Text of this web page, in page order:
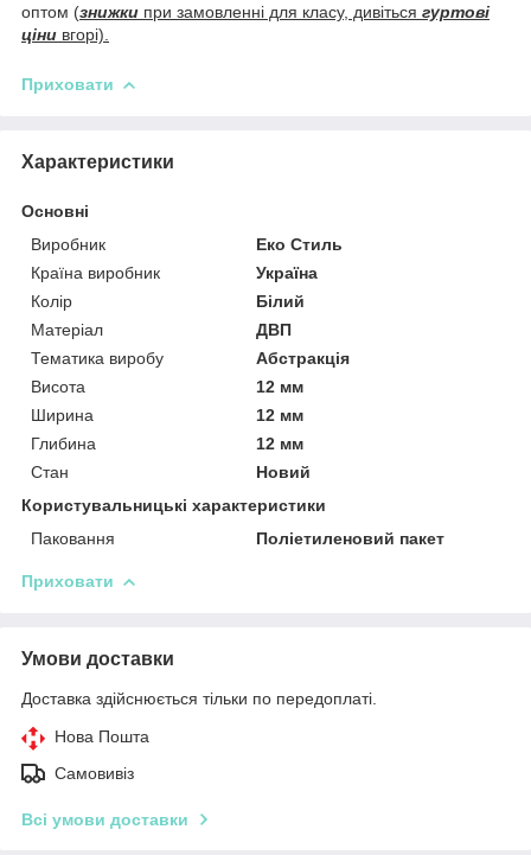
оптом (знижки при замовленні для класу, дивіться гуртові
ціни вгорі).
Приховати
Характеристики
Основні
Виробник
Еко Стиль
Країна виробник
Україна
Колір
Білий
Матеріал
ДВП
Тематика виробу
Абстракція
Висота
12 мм
Ширина
12 мм
Глибина
12 мм
Стан
Новий
Користувальницькі характеристики
Паковання
Поліетиленовий пакет
Приховати
Умови доставки
Доставка здійснюється тільки по передоплаті.
Нова Пошта
Самовивіз
Всі умови доставки